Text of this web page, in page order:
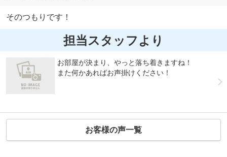
そのつもりです！
担当スタッフより
お部屋が決まり、やっと落ち着きますね！
また何かあればお声掛けください！
お客様の声一覧